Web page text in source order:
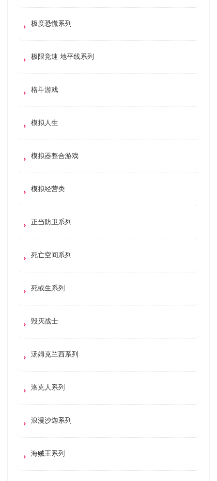
极度恐慌系列
极限竞速 地平线系列
格斗游戏
模拟人生
模拟器整合游戏
模拟经营类
正当防卫系列
死亡空间系列
死或生系列
毁灭战士
汤姆克兰西系列
洛克人系列
浪漫沙迦系列
海贼王系列